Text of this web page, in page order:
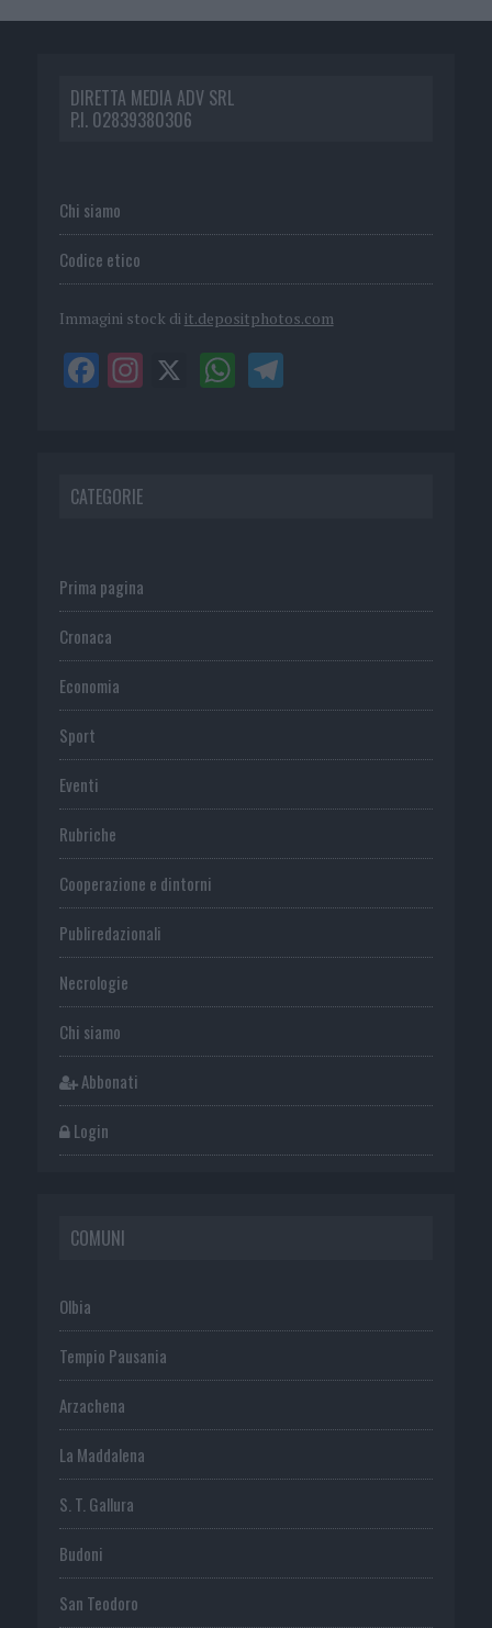
DIRETTA MEDIA ADV SRL
P.I. 02839380306
Chi siamo
Codice etico
Immagini stock di it.depositphotos.com
CATEGORIE
Prima pagina
Cronaca
Economia
Sport
Eventi
Rubriche
Cooperazione e dintorni
Publiredazionali
Necrologie
Chi siamo
Abbonati
Login
COMUNI
Olbia
Tempio Pausania
Arzachena
La Maddalena
S. T. Gallura
Budoni
San Teodoro